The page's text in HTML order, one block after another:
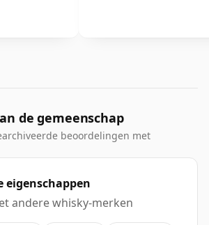
de gemeenschap
beoordelingen met
eigenschappen
andere whisky-merken